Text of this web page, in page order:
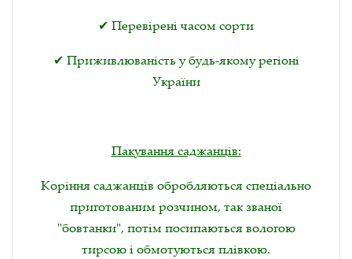
✔ Перевірені часом сорти
✔ Приживлюваність у будь-якому регіоні
України
Пакування саджанців:
Коріння саджанців обробляються спеціально
приготованим розчином, так званої
"бовтанки", потім посипаються вологою
тирсою і обмотуються плівкою.